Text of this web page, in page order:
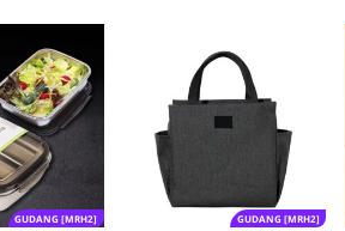
GUDANG [MRH2] GUDANG [MRH2]